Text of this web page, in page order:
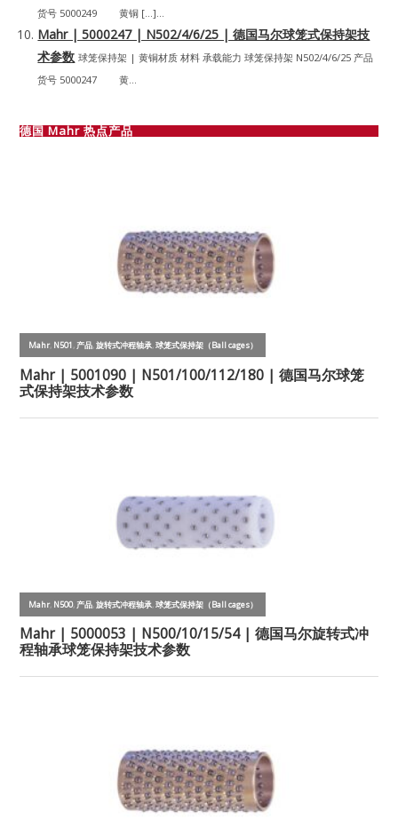
货号 5000249 黄铜 […]...
Mahr | 5000247 | N502/4/6/25 | 德国马尔球笼式保持架技
术参数 球笼保持架 | 黄铜材质 材料 承载能力 球笼保持架 N502/4/6/25 产品
货号 5000247 黄...
德国 Mahr 热点产品